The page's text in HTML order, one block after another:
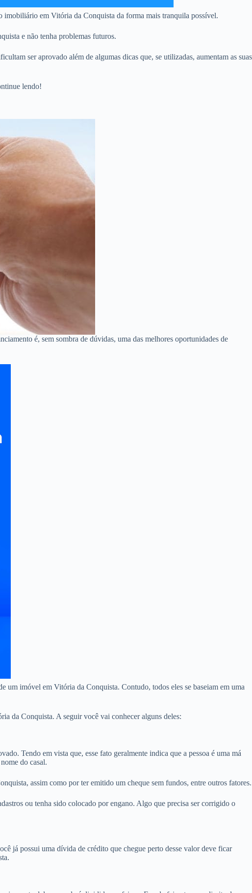
imobiliário em Vitória da Conquista da forma mais tranquila possível.
e não tenha problemas futuros.
ser aprovado além de algumas dicas que, se utilizadas, aumentam as suas
lendo!
é, sem sombra de dúvidas, uma das melhores oportunidades de
um imóvel em Vitória da Conquista. Contudo, todos eles se baseiam em uma
da Conquista. A seguir você vai conhecer alguns deles:
Tendo em vista que, esse fato geralmente indica que a pessoa é uma má
do casal.
assim como por ter emitido um cheque sem fundos, entre outros fatores.
ou tenha sido colocado por engano. Algo que precisa ser corrigido o
já possui uma dívida de crédito que chegue perto desse valor deve ficar